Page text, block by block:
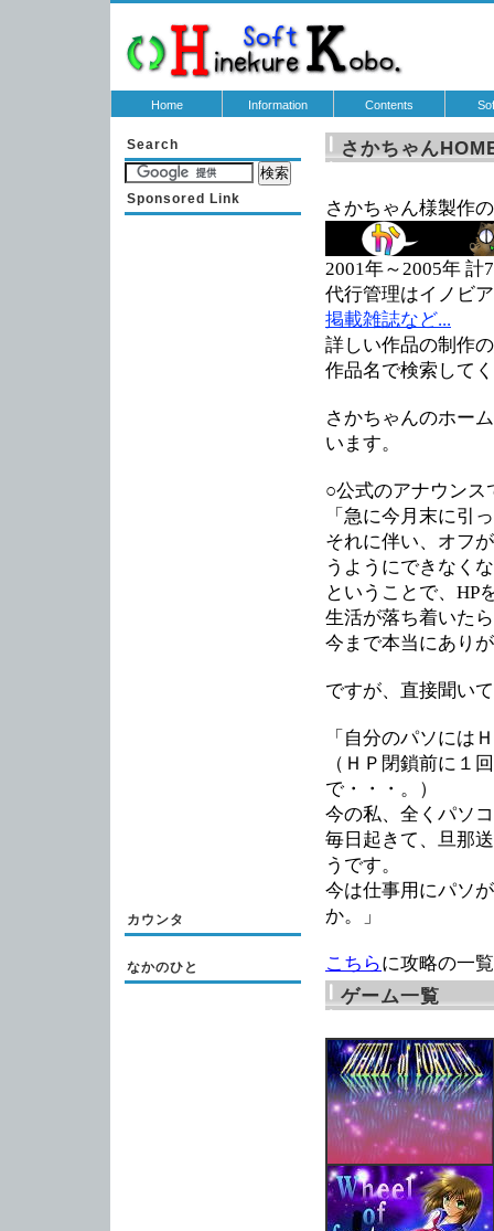
Home Information Contents
さかちゃん
さかちゃん様製作
2001年～2005年 計
代行管理はイノビ
掲載雑誌など...
詳しい作品の制作
作品名で検索して
さかちゃんのホー
います。
○公式のアナウンス
「急に今月末に引
それに伴い、オフ
うようにできなく
ということで、HP
生活が落ち着いた
今まで本当にあり
ですが、直接聞い
「自分のパソには
（ＨＰ閉鎖前に１
で・・・。）
今の私、全くパソ
毎日起きて、旦那
うです。
今は仕事用にパソ
か。」
こちらに攻略の一
ゲーム一覧
Search
Sponsored Link
カウンタ
なかのひと